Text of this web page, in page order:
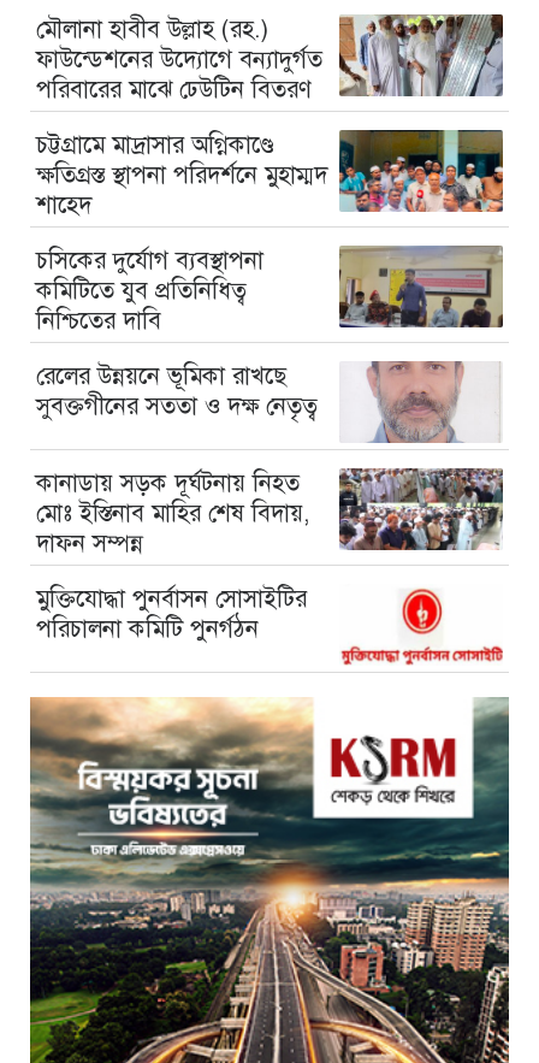
মৌলানা হাবীব উল্লাহ (রহ.)
ফাউন্ডেশনের উদ্যোগে বন্যাদুর্গত
পরিবারের মাঝে ঢেউটিন বিতরণ
চট্টগ্রামে মাদ্রাসার অগ্নিকাণ্ডে
ক্ষতিগ্রস্ত স্থাপনা পরিদর্শনে মুহাম্মদ
শাহেদ
চসিকের দুর্যোগ ব্যবস্থাপনা
কমিটিতে যুব প্রতিনিধিত্ব
নিশ্চিতের দাবি
রেলের উন্নয়নে ভূমিকা রাখছে
সুবক্তগীনের সততা ও দক্ষ নেতৃত্ব
কানাডায় সড়ক দূর্ঘটনায় নিহত
মোঃ ইস্তিনাব মাহির শেষ বিদায়,
দাফন সম্পন্ন
মুক্তিযোদ্ধা পুনর্বাসন সোসাইটির
পরিচালনা কমিটি পুনর্গঠন